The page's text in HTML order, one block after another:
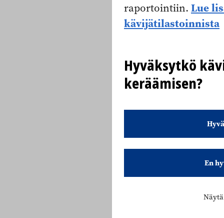
raportointiin. Lue
kävijätilastoinnista
Hyväksytkö
keräämisen?
En